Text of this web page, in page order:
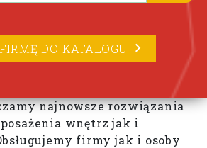
DO KATALOGU
najnowsze rozwiązania
wnętrz jak i
firmy jak i osoby